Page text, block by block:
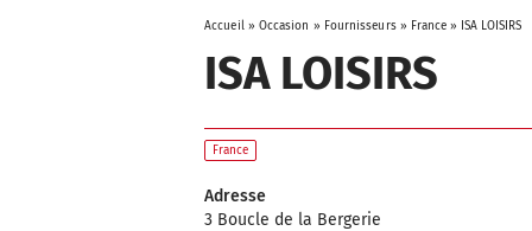
Accueil» Occasion » Fournisseurs» France » ISA LOISIRS
ISA LOISIRS
France
Adresse
3 Boucle de la Bergerie